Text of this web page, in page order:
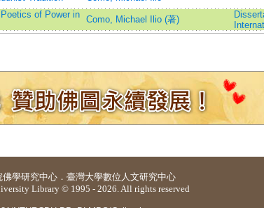
of Power in
Como, Michael Ilio (著)
佛學研究中心 ． 臺灣大學數位人文研究中心
Library © 1995 - 2026. All rights reserved